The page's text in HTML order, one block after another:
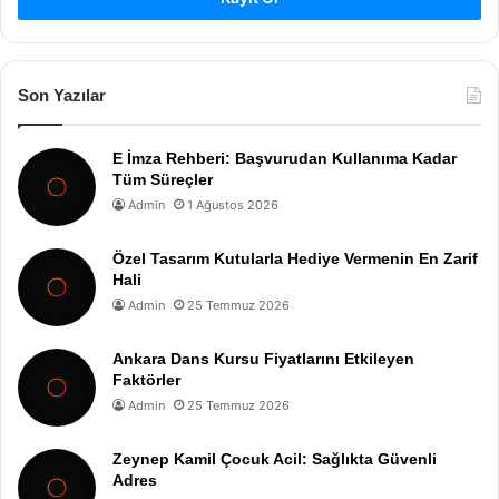
Son Yazılar
E İmza Rehberi: Başvurudan Kullanıma Kadar
Tüm Süreçler
Admin 1 Ağustos 2026
Özel Tasarım Kutularla Hediye Vermenin En Zarif
Hali
Admin 25 Temmuz 2026
Ankara Dans Kursu Fiyatlarını Etkileyen
Faktörler
Admin 25 Temmuz 2026
Zeynep Kamil Çocuk Acil: Sağlıkta Güvenli
Adres